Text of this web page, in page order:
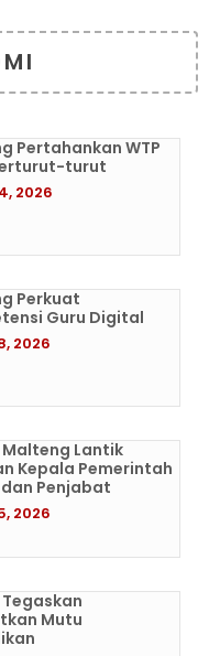
Pertahankan WTP
turut
2026
Perkuat
Guru Digital
2026
Lantik
Kepala Pemerintah
Penjabat
2026
Mutu